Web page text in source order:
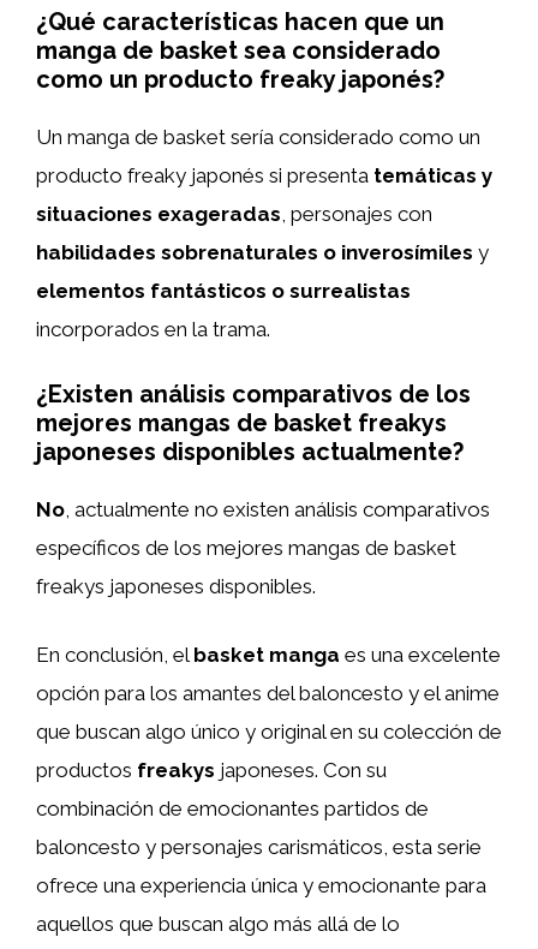
¿Qué características hacen que un
manga de basket sea considerado
como un producto freaky japonés?
Un manga de basket sería considerado como un
producto freaky japonés si presenta temáticas y
situaciones exageradas, personajes con
habilidades sobrenaturales o inverosímiles y
elementos fantásticos o surrealistas
incorporados en la trama.
¿Existen análisis comparativos de los
mejores mangas de basket freakys
japoneses disponibles actualmente?
No , actualmente no existen análisis comparativos
específicos de los mejores mangas de basket
freakys japoneses disponibles.
En conclusión, el basket manga es una excelente
opción para los amantes del baloncesto y el anime
que buscan algo único y original en su colección de
productos freakys japoneses. Con su
combinación de emocionantes partidos de
baloncesto y personajes carismáticos, esta serie
ofrece una experiencia única y emocionante para
aquellos que buscan algo más allá de lo